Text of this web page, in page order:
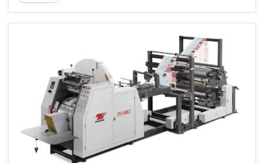
기 위해 자동화 솔루션을 도입하고 있습니다...